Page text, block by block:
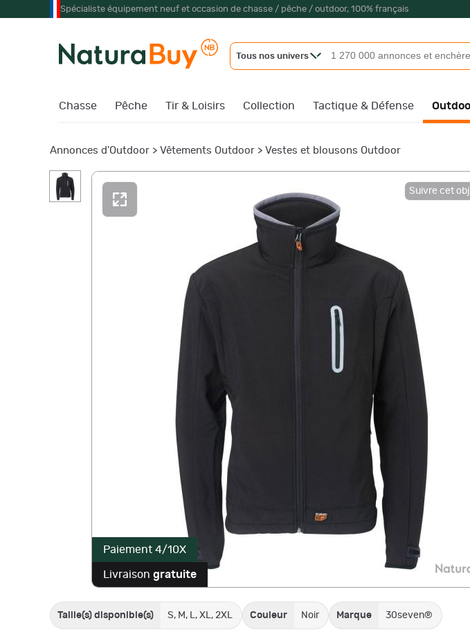
Spécialiste équipement neuf et occasion de chasse / pêche / outdoor, 100% français
Tous nos univers
Chasse Pêche Tir & Loisirs Collection Tactique & Défense
Annonces d'Outdoor > Vêtements Outdoor > Vestes et blousons Outdoor
Paiement 4/10X
Livraison gratuite
Suivre cet
Taille(s) disponible(s) S, M, L, XL, 2XL Couleur Noir Marque 30seven®